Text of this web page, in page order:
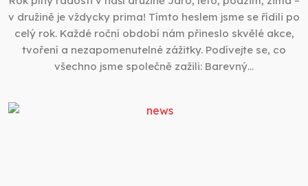
v družině je vždycky prima! Tímto heslem jsme se řídili po
celý rok. Každé roční období nám přineslo skvělé akce,
tvoření a nezapomenutelné zážitky. Podívejte se, co
všechno jsme společně zažili: Barevný…